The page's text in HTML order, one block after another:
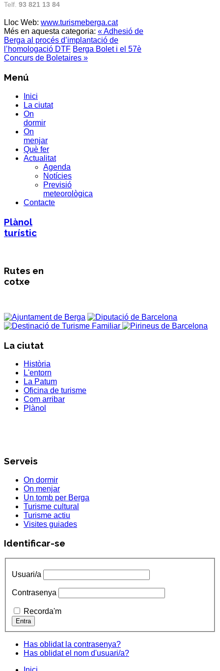
Telf. 93 821 13 84
Lloc Web: www.turismeberga.cat
Més en aquesta categoria: « Adhesió de
Berga al procés d’implantació de
l’homologació DTF Berga Bolet i el 57è
Concurs de Boletaires »
Menú
Inici
La ciutat
On
dormir
On
menjar
Què fer
Actualitat
Agenda
Notícies
Previsió
meteorològica
Contacte
Plànol
turístic
Rutes en
cotxe
La ciutat
Història
L'entorn
La Patum
Oficina de turisme
Com arribar
Plànol
Serveis
On dormir
On menjar
Un tomb per Berga
Turisme cultural
Turisme actiu
Visites guiades
Identificar-se
Usuari/a
Contrasenya
Recorda'm
Has oblidat la contrasenya?
Has oblidat el nom d'usuari/a?